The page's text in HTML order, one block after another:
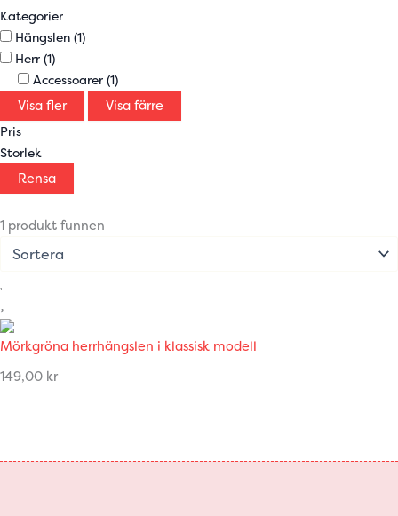
Kategorier
Hängslen (1)
Herr (1)
Accessoarer (1)
Visa fler Visa färre
Pris
Storlek
Rensa
1 produkt funnen
Mörkgröna herrhängslen i klassisk modell
149,00 kr